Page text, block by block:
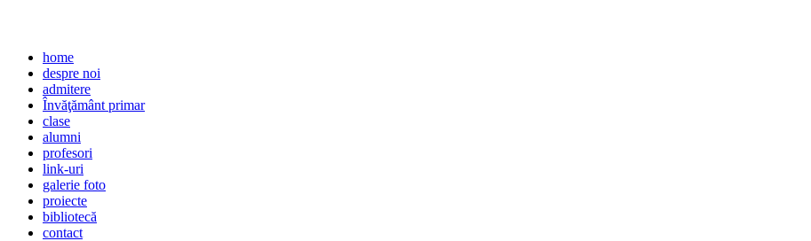
home
despre noi
admitere
Învăţământ primar
clase
alumni
profesori
link-uri
galerie foto
proiecte
bibliotecă
contact